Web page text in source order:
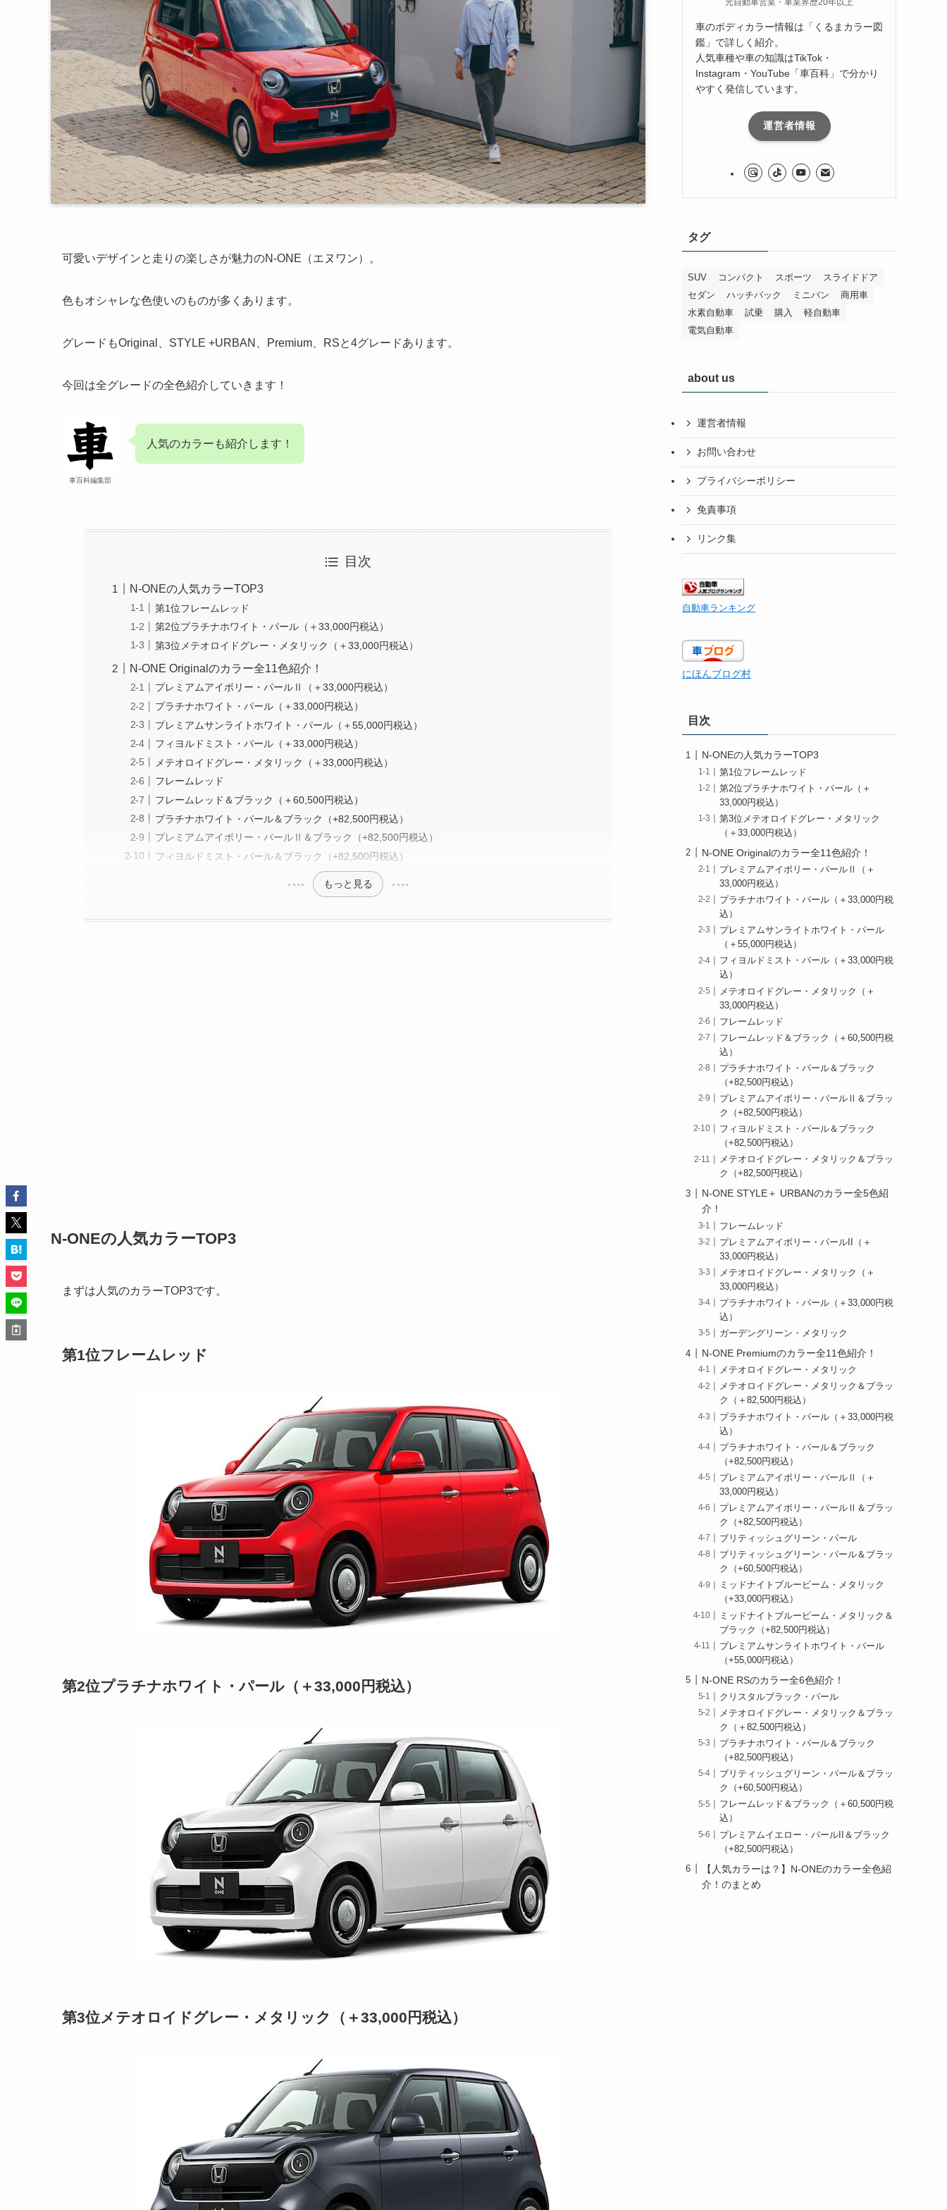
可愛いデザインと走りの楽しさが魅力のN-ONE（エヌワン）。
色もオシャレな色使いのものが多くあります。
グレードもOriginal、STYLE +URBAN、Premium、RSと4グレードあります。
今回は全グレードの全色紹介していきます！
車百科編集部
人気のカラーも紹介します！
目次
N-ONEの人気カラーTOP3
第1位フレームレッド
第2位プラチナホワイト・パール（＋33,000円税込）
第3位メテオロイドグレー・メタリック（＋33,000円税込）
N-ONE Originalのカラー全11色紹介！
プレミアムアイボリー・パールⅡ（＋33,000円税込）
プラチナホワイト・パール（＋33,000円税込）
プレミアムサンライトホワイト・パール（＋55,000円税込）
フィヨルドミスト・パール（＋33,000円税込）
メテオロイドグレー・メタリック（＋33,000円税込）
フレームレッド
フレームレッド＆ブラック（＋60,500円税込）
プラチナホワイト・パール＆ブラック（+82,500円税込）
プレミアムアイボリー・パールⅡ＆ブラック（+82,500円税込）
フィヨルドミスト・パール＆ブラック（+82,500円税込）
もっと見る
N-ONEの人気カラーTOP3
まずは人気のカラーTOP3です。
第1位フレームレッド
第2位プラチナホワイト・パール（＋33,000円税込）
第3位メテオロイドグレー・メタリック（＋33,000円税込）
車のボディカラー情報は「くるまカラー図
鑑」で詳しく紹介。
人気車種や車の知識はTikTok・
Instagram・YouTube「車百科」で分かり
やすく発信しています。
運営者情報
タグ
SUV コンパクト スポーツ
スライドドア
セダン
ハッチバック ミニバン
商用車
水素自動車
試乗 購入
軽自動車
電気自動車
about us
運営者情報
お問い合わせ
プライバシーポリシー
免責事項
リンク集
自動車ランキング
にほんブログ村
目次
N-ONEの人気カラーTOP3
第1位フレームレッド
第2位プラチナホワイト・パール（＋
33,000円税込）
第3位メテオロイドグレー・メタリック
（＋33,000円税込）
N-ONE Originalのカラー全11色紹介！
プレミアムアイボリー・パールⅡ（＋
33,000円税込）
プラチナホワイト・パール（＋33,000円税
込）
プレミアムサンライトホワイト・パール
（＋55,000円税込）
フィヨルドミスト・パール（＋33,000円税
込）
メテオロイドグレー・メタリック（＋
33,000円税込）
フレームレッド
フレームレッド＆ブラック（＋60,500円税
込）
プラチナホワイト・パール＆ブラック
（+82,500円税込）
プレミアムアイボリー・パールⅡ＆ブラッ
ク（+82,500円税込）
フィヨルドミスト・パール＆ブラック
（+82,500円税込）
メテオロイドグレー・メタリック＆ブラッ
ク（+82,500円税込）
N-ONE STYLE＋ URBANのカラー全5色紹
介！
フレームレッド
プレミアムアイボリー・パールII（＋
33,000円税込）
メテオロイドグレー・メタリック（＋
33,000円税込）
プラチナホワイト・パール（＋33,000円税
込）
ガーデングリーン・メタリック
N-ONE Premiumのカラー全11色紹介！
メテオロイドグレー・メタリック
メテオロイドグレー・メタリック＆ブラッ
ク（＋82,500円税込）
プラチナホワイト・パール（＋33,000円税
込）
プラチナホワイト・パール＆ブラック
（+82,500円税込）
プレミアムアイボリー・パールⅡ（＋
33,000円税込）
プレミアムアイボリー・パールⅡ＆ブラッ
ク（+82,500円税込）
ブリティッシュグリーン・パール
ブリティッシュグリーン・パール＆ブラッ
ク（+60,500円税込）
ミッドナイトブルービーム・メタリック
（+33,000円税込）
ミッドナイトブルービーム・メタリック＆
ブラック（+82,500円税込）
プレミアムサンライトホワイト・パール
（+55,000円税込）
N-ONE RSのカラー全6色紹介！
クリスタルブラック・パール
メテオロイドグレー・メタリック＆ブラッ
ク（＋82,500円税込）
プラチナホワイト・パール＆ブラック
（+82,500円税込）
ブリティッシュグリーン・パール＆ブラッ
ク（+60,500円税込）
フレームレッド＆ブラック（＋60,500円税
込）
プレミアムイエロー・パールII＆ブラック
（+82,500円税込）
【人気カラーは？】N-ONEのカラー全色紹
介！のまとめ